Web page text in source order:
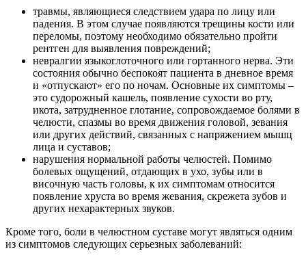
травмы, являющиеся следствием удара по лицу или
падения. В этом случае появляются трещины кости или
переломы, поэтому необходимо обязательно пройти
рентген для выявления повреждений;
невралгии языкоглоточного или гортанного нерва. Эти
состояния обычно беспокоят пациента в дневное время
и «отпускают» его по ночам. Основные их симптомы –
это судорожный кашель, появление сухости во рту,
икота, затрудненное глотание, сопровождаемое болями в
челюсти, спазмы во время движения головой, зевания
или других действий, связанных с напряжением мышц
лица и суставов;
нарушения нормальной работы челюстей. Помимо
болевых ощущений, отдающих в ухо, зубы или в
височную часть головы, к их симптомам относится
появление хруста во время жевания, скрежета зубов и
других нехарактерных звуков.
Кроме того, боли в челюстном суставе могут являться одним
из симптомов следующих серьезных заболеваний: